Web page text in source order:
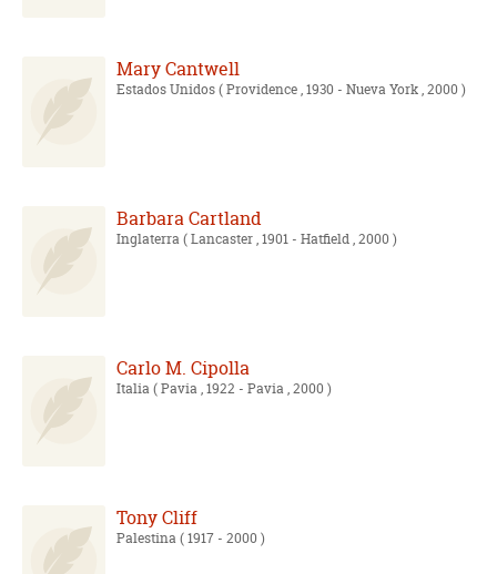
Mary Cantwell
Estados Unidos( Providence , 1930 - Nueva York , 2000 )
Barbara Cartland
Inglaterra( Lancaster , 1901 - Hatfield , 2000 )
Carlo M. Cipolla
Italia( Pavia , 1922 - Pavia , 2000 )
Tony Cliff
Palestina( 1917 - 2000 )